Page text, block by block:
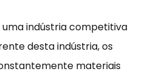
indústria competitiva
desta indústria, os
materiais